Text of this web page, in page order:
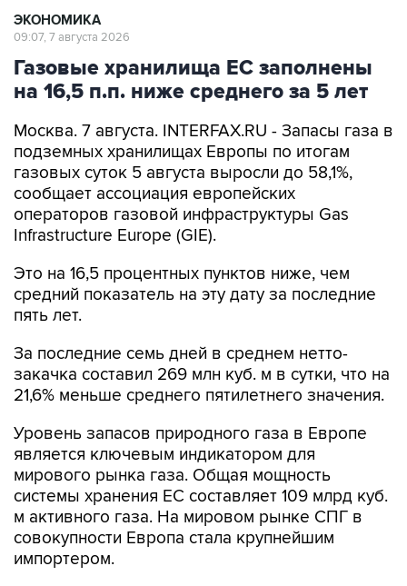
ЭКОНОМИКА
09:07, 7 августа 2026
Газовые хранилища ЕС заполнены
на 16,5 п.п. ниже среднего за 5 лет
Москва. 7 августа. INTERFAX.RU - Запасы газа в
подземных хранилищах Европы по итогам
газовых суток 5 августа выросли до 58,1%,
сообщает ассоциация европейских
операторов газовой инфраструктуры Gas
Infrastructure Europe (GIE).
Это на 16,5 процентных пунктов ниже, чем
средний показатель на эту дату за последние
пять лет.
За последние семь дней в среднем нетто-
закачка составил 269 млн куб. м в сутки, что на
21,6% меньше среднего пятилетнего значения.
Уровень запасов природного газа в Европе
является ключевым индикатором для
мирового рынка газа. Общая мощность
системы хранения ЕС составляет 109 млрд куб.
м активного газа. На мировом рынке СПГ в
совокупности Европа стала крупнейшим
импортером.